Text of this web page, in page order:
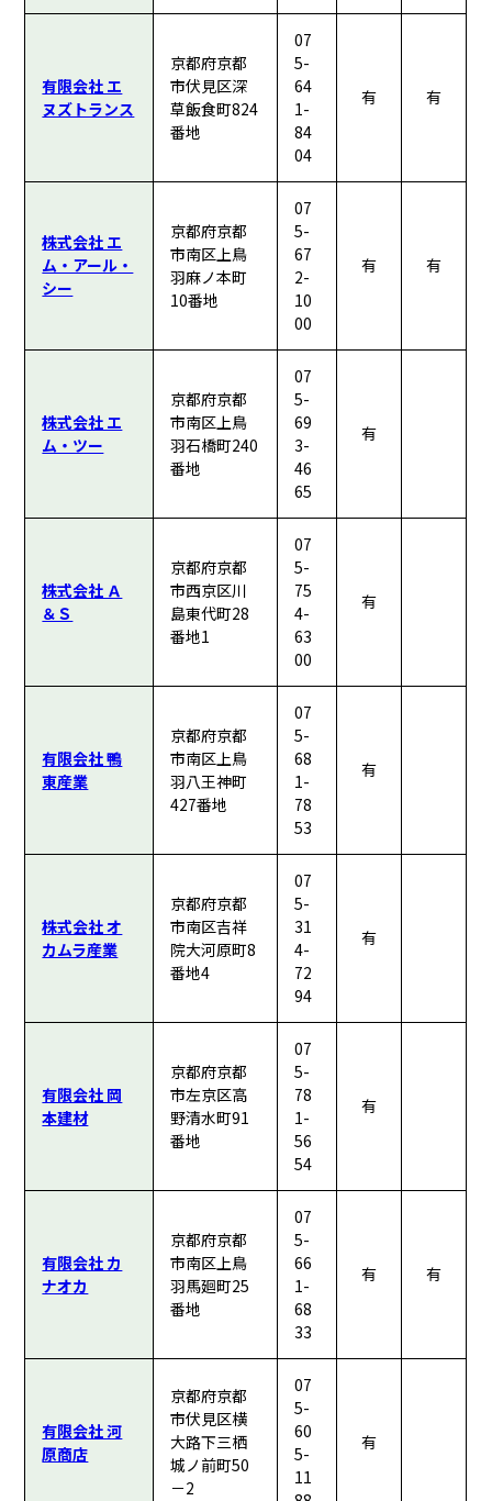
有限会社 エ
ヌズトランス
京都府京都
市伏見区深
草飯食町824
番地
07
5-
64
1-
84
04
有 有
株式会社 エ
ム・アール・
シー
京都府京都
市南区上鳥
羽麻ノ本町
10番地
07
5-
67
2-
10
00
有 有
株式会社 エ
ム・ツー
京都府京都
市南区上鳥
羽石橋町240
番地
07
5-
69
3-
46
65
有
株式会社 Ａ
＆Ｓ
京都府京都
市西京区川
島東代町28
番地1
07
5-
75
4-
63
00
有
有限会社 鴨
東産業
京都府京都
市南区上鳥
羽八王神町
427番地
07
5-
68
1-
78
53
有
株式会社 オ
カムラ産業
京都府京都
市南区吉祥
院大河原町8
番地4
07
5-
31
4-
72
94
有
有限会社 岡
本建材
京都府京都
市左京区高
野清水町91
番地
07
5-
78
1-
56
54
有
有限会社 カ
ナオカ
京都府京都
市南区上鳥
羽馬廻町25
番地
07
5-
66
1-
68
33
有 有
有限会社 河
原商店
京都府京都
市伏見区横
大路下三栖
城ノ前町50
－2
07
5-
60
5-
11
有